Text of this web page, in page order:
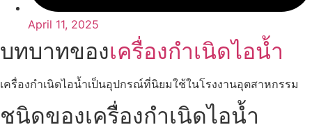
April 11, 2025
บทบาทของเครื่องกำเนิดไอน้ำ
เครื่องกำเนิดไอน้ำเป็นอุปกรณ์ที่นิยมใช้ในโรงงานอุตสาหกรรม
ชนิดของเครื่องกำเนิดไอน้ำ